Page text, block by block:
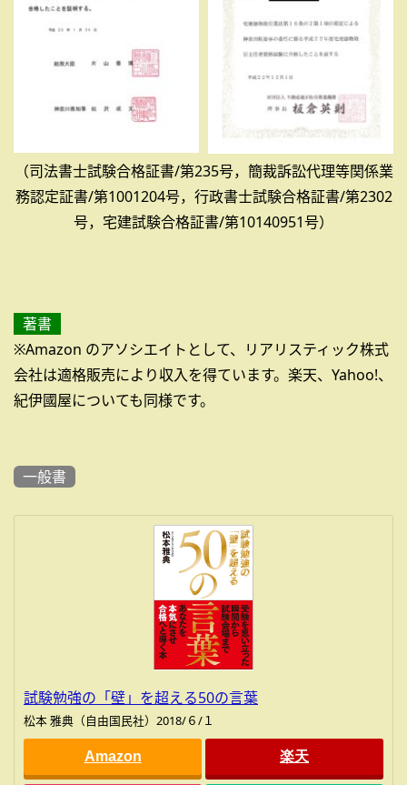
（司法書士試験合格証書/第235号，簡裁訴訟代理等関係業
務認定証書/第1001204号，行政書士試験合格証書/第2302
号，宅建試験合格証書/第10140951号）
著書
※Amazon のアソシエイトとして、リアリスティック株式
会社は適格販売により収入を得ています。楽天、Yahoo!、
紀伊國屋についても同様です。
一般書
試験勉強の「壁」を超える50の言葉
松本 雅典（自由国民社）2018/６/１
Amazon 楽天